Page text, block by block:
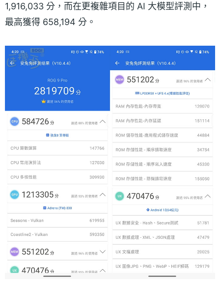
1,916,033 分，而在更複雜項目的 AI 大模型評測中，
最高獲得 658,194 分。